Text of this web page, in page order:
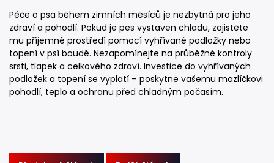
Péče o psa během zimních měsíců je nezbytná pro jeho
zdraví a pohodlí. Pokud je pes vystaven chladu, zajistěte
mu příjemné prostředí pomocí vyhřívané podložky nebo
topení v psí boudě. Nezapomínejte na průběžné kontroly
srsti, tlapek a celkového zdraví. Investice do vyhřívaných
podložek a topení se vyplatí – poskytne vašemu mazlíčkovi
pohodlí, teplo a ochranu před chladným počasím.